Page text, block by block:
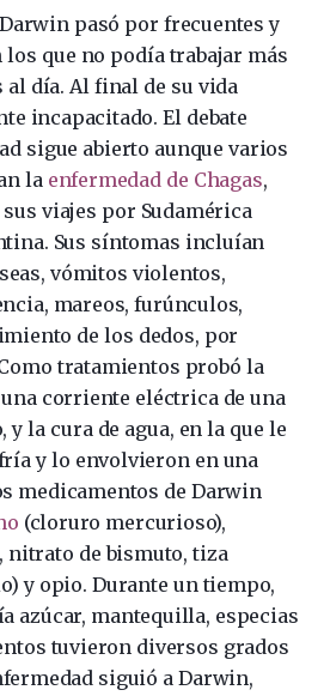
pasó por frecuentes y
que no podía trabajar más
al día. Al final de su vida
incapacitado. El debate
sigue abierto aunque varios
la enfermedad de Chagas,
viajes por Sudamérica
Sus síntomas incluían
vómitos violentos,
mareos, furúnculos,
de los dedos, por
tratamientos probó la
corriente eléctrica de una
y la cura de agua, en la que le
y lo envolvieron en una
medicamentos de Darwin
(cloruro mercurioso),
de bismuto, tiza
y opio. Durante un tiempo,
azúcar, mantequilla, especias
tuvieron diversos grados
siguió a Darwin,